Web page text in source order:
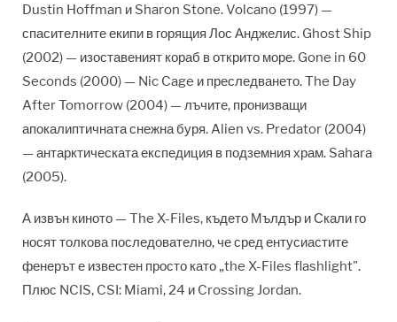
Dustin Hoffman и Sharon Stone. Volcano (1997) —
спасителните екипи в горящия Лос Анджелис. Ghost Ship
(2002) — изоставеният кораб в открито море. Gone in 60
Seconds (2000) — Nic Cage и преследването. The Day
After Tomorrow (2004) — лъчите, пронизващи
апокалиптичната снежна буря. Alien vs. Predator (2004)
— антарктическата експедиция в подземния храм. Sahara
(2005).
А извън киното — The X-Files, където Мълдър и Скали го
носят толкова последователно, че сред ентусиастите
фенерът е известен просто като „the X-Files flashlight".
Плюс NCIS, CSI: Miami, 24 и Crossing Jordan.